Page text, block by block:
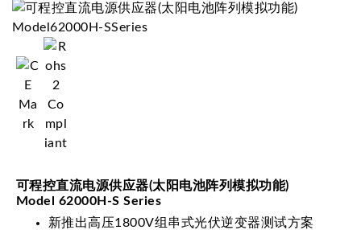
可程控直流电源供应器(太阳电池阵列模拟功能)
Model 62000H-S Series
新推出高压1800V组串式光伏逆变器测试方案